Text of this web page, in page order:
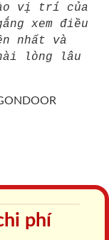
vị trí của
xem điều
nhất và
lòng lâu
phí